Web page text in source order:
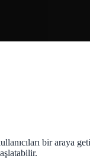
bir araya